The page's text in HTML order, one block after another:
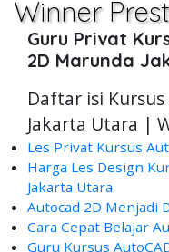
Winner
Guru Privat
2D Marunda
Daftar isi
Jakarta Utara |
Les Privat Kursus
Harga Les Design
Jakarta Utara
Autocad 2D Menjadi
Cara Cepat Belajar
Guru Kursus